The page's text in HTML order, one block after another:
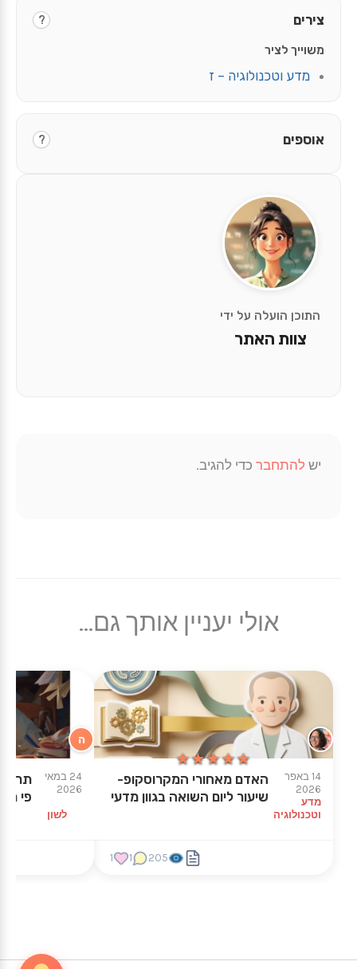
התוכן הועלה על ידי
צוות האתר
צירים ?
משוייך לציר
מדע וטכנולוגיה – ז
אוספים ?
יש להתחבר כדי להגיב.
אולי יעניין אותך גם...
★★★★★
★★★★★
14 באפר
2026
מדע
וטכנולוגיה
האדם מאחורי המקרוסקופ-
שיעור ליום השואה בגוון מדעי
205
1
1
ה
24 במאי
2026
לשון
פי